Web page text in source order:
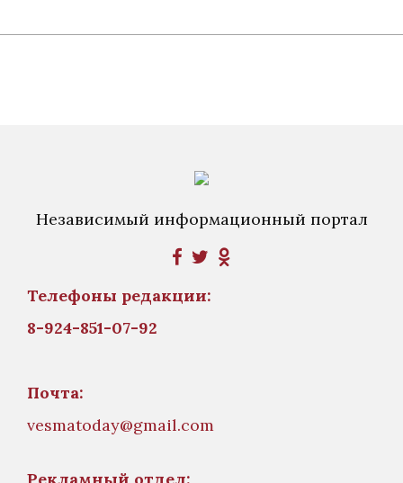
Независимый информационный портал
Телефоны редакции:
8-924-851-07-92
Почта:
vesmatoday@gmail.com
Рекламный отдел: